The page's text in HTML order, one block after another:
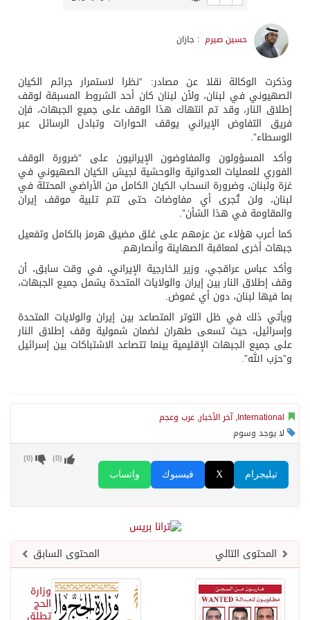
حسين صيرم : جازان
وذكرت الوكالة نقلا عن مصادر: “نظرا لاستمرار جرائم الكيان
الصهيوني في لبنان، ولأن لبنان كان أحد الشروط المسبقة لوقف
إطلاق النار، وقد تم انتهاك هذا الوقف على جميع الجبهات، فإن
فريق التفاوض الإيراني يوقف الحوارات وتبادل الرسائل عبر
الوسطاء”.
وأكد المسؤولون والمفاوضون الإيرانيون على “ضرورة الوقف
الفوري للعمليات العدوانية والوحشية لجيش الكيان الصهيوني في
غزة ولبنان، وضرورة انسحاب الكيان الكامل من الأراضي المحتلة في
لبنان، ولن تُجرى أي مفاوضات حتى تتم تلبية موقف إيران
والمقاومة في هذا الشأن”.
كما أعرب هؤلاء عن عزمهم على غلق مضيق هرمز بالكامل وتفعيل
جبهات أخرى لمعاقبة الصهاينة وأنصارهم.
وأكد عباس عراقجي، وزير الخارجية الإيراني، في وقت سابق، أن
وقف إطلاق النار بين إيران والولايات المتحدة يشمل جميع الجبهات،
بما فيها لبنان، دون أي غموض.
ويأتي ذلك في ظل التوتر المتصاعد بين إيران والولايات المتحدة
وإسرائيل، حيث تسعى طهران لضمان شمولية وقف إطلاق النار
على جميع الجبهات الإقليمية بينما تتصاعد الاشتباكات بين إسرائيل
و”حزب الله”.
International
,آخر الأخبار, عرب وعجم
لا يوجد وسوم
واتساب فيسبوك X تيليجرام
(
0
) (
0
)
المحتوى السابق
المحتوى التالي
وزارة
الحج